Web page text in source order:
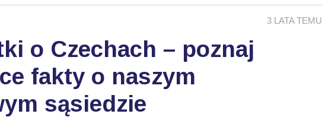
3 LATA TEMU
o Czechach – poznaj
fakty o naszym
sąsiedzie